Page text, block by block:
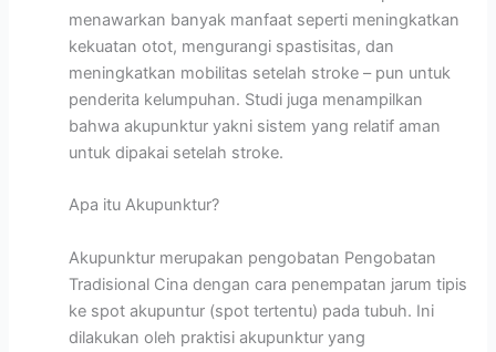
menawarkan banyak manfaat seperti meningkatkan
kekuatan otot, mengurangi spastisitas, dan
meningkatkan mobilitas setelah stroke – pun untuk
penderita kelumpuhan. Studi juga menampilkan
bahwa akupunktur yakni sistem yang relatif aman
untuk dipakai setelah stroke.
Apa itu Akupunktur?
Akupunktur merupakan pengobatan Pengobatan
Tradisional Cina dengan cara penempatan jarum tipis
ke spot akupuntur (spot tertentu) pada tubuh. Ini
dilakukan oleh praktisi akupunktur yang